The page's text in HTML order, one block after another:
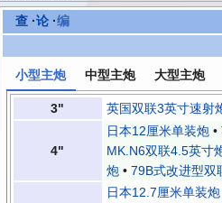
查 ·论 ·编
小型主炮 中型主炮 大型主炮
3" 英国双联3英寸速射
4"
日本12厘米单装炮 •
MK.N6双联4.5英寸
炮 • 79B式改进型双
日本12.7厘米单装炮